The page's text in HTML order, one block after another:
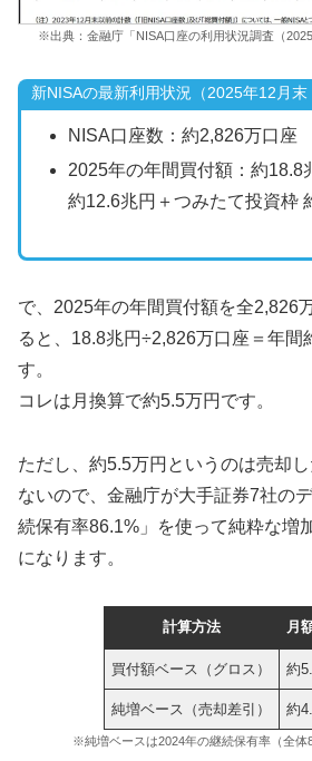
※出典：金融庁「NISA口座の利用状況調査（
新NISAの最新利用状況（2025年12月末
NISA口座数：約2,826万口座
2025年の年間買付額：約18.8
約12.6兆円＋つみたて投資枠
で、2025年の年間買付額を全2,826
ると、18.8兆円÷2,826万口座＝年間
す。
コレは月換算で約5.5万円です。
ただし、約5.5万円というのは売却
ないので、金融庁が大手証券7社の
続保有率86.1%」を使って純粋な増
になります。
計算方法 月
買付額ベース（グロス） 約
純増ベース（売却差引） 約
※純増ベースは2024年の継続保有率（全体